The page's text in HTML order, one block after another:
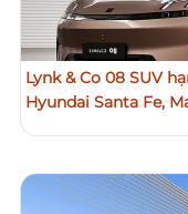
Lynk & Co 08 SUV
Hyundai Santa Fe,